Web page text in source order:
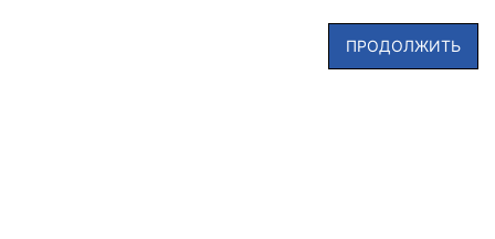
ПРОДОЛЖИТЬ